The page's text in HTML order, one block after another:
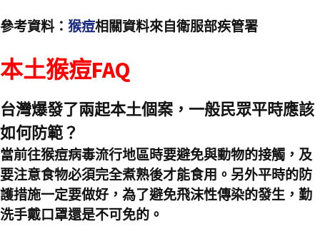
參考資料： 猴痘相關資料來自衛服部疾管署
本土猴痘FAQ
台灣爆發了兩起本土個案，一般民眾平時應該
如何防範？
當前往猴痘病毒流行地區時要避免與動物的接觸，及
要注意食物必須完全煮熟後才能食用。另外平時的防
護措施一定要做好，為了避免飛沫性傳染的發生，勤
洗手戴口罩還是不可免的。